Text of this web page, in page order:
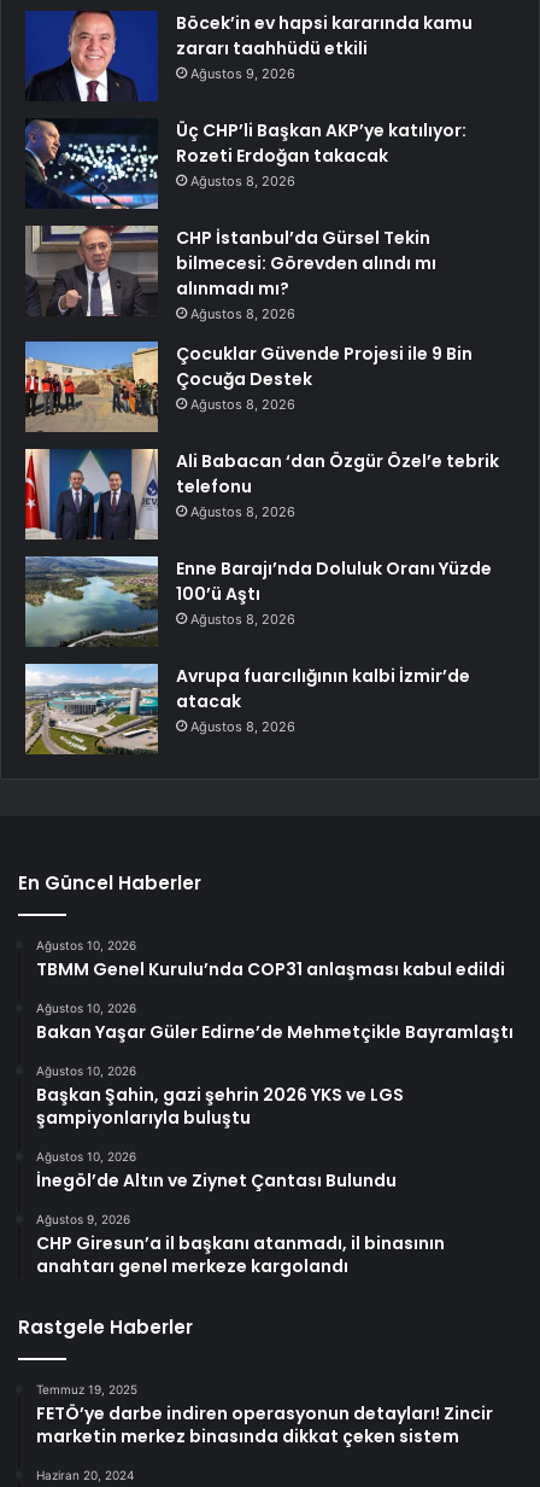
Böcek’in ev hapsi kararında kamu
zararı taahhüdü etkili
Ağustos 9, 2026
Üç CHP’li Başkan AKP’ye katılıyor:
Rozeti Erdoğan takacak
Ağustos 8, 2026
CHP İstanbul’da Gürsel Tekin
bilmecesi: Görevden alındı mı
alınmadı mı?
Ağustos 8, 2026
Çocuklar Güvende Projesi ile 9 Bin
Çocuğa Destek
Ağustos 8, 2026
Ali Babacan ‘dan Özgür Özel’e tebrik
telefonu
Ağustos 8, 2026
Enne Barajı’nda Doluluk Oranı Yüzde
100’ü Aştı
Ağustos 8, 2026
Avrupa fuarcılığının kalbi İzmir’de
atacak
Ağustos 8, 2026
En Güncel Haberler
Ağustos 10, 2026
TBMM Genel Kurulu’nda COP31 anlaşması kabul edildi
Ağustos 10, 2026
Bakan Yaşar Güler Edirne’de Mehmetçikle Bayramlaştı
Ağustos 10, 2026
Başkan Şahin, gazi şehrin 2026 YKS ve LGS
şampiyonlarıyla buluştu
Ağustos 10, 2026
İnegöl’de Altın ve Ziynet Çantası Bulundu
Ağustos 9, 2026
CHP Giresun’a il başkanı atanmadı, il binasının
anahtarı genel merkeze kargolandı
Rastgele Haberler
Temmuz 19, 2025
FETÖ’ye darbe indiren operasyonun detayları! Zincir
marketin merkez binasında dikkat çeken sistem
Haziran 20, 2024